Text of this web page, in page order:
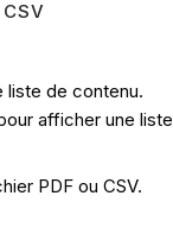
liste de contenu.
afficher une
PDF ou CSV.